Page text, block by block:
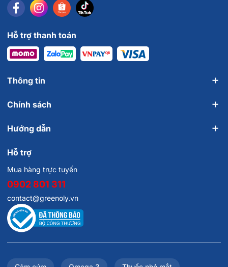
Hỗ trợ thanh toán
Thông tin
Chính sách
Hướng dẫn
Hỗ trợ
Mua hàng trực tuyến
0902 801 311
contact@greenoly.vn